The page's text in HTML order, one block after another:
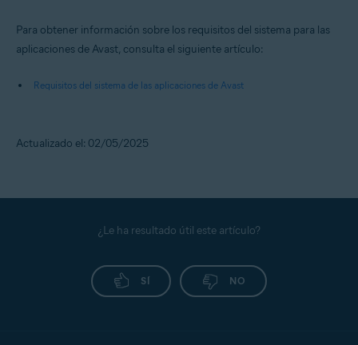
Para obtener información sobre los requisitos del sistema para las
aplicaciones de Avast, consulta el siguiente artículo:
Requisitos del sistema de las aplicaciones de Avast
Actualizado el: 02/05/2025
¿Le ha resultado útil este artículo?
SÍ NO